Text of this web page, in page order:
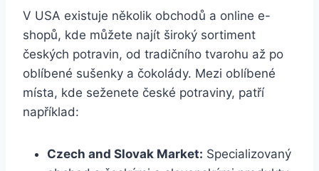
V USA existuje několik obchodů a online e-
shopů, kde můžete najít široký sortiment
českých potravin, od tradičního tvarohu až po
oblíbené sušenky a čokolády. Mezi oblíbené
místa, kde seženete české potraviny, patří
například:
Czech and Slovak Market: Specializovaný